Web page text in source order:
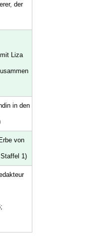
der
Liza
in den
von
1)